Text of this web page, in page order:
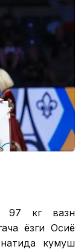
97 кг вазн
ёзги Осиё
кумуш